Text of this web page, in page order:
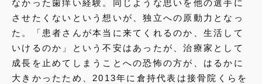
なかった歯痒い経験。同じような思いを他の選手に
させたくないという想いが、独立への原動力となっ
た。「患者さんが本当に来てくれるのか、生活して
いけるのか」という不安はあったが、治療家として
成長を止めてしまうことへの恐怖の方が、はるかに
大きかったため、2013年に倉持代表は接骨院くらを